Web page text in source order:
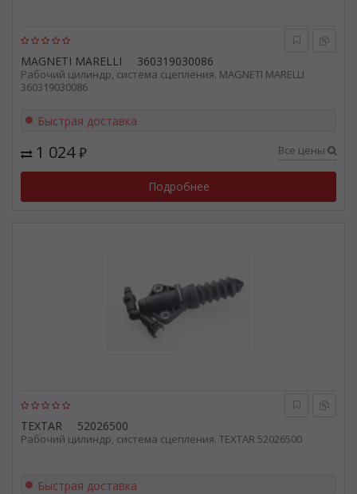
MAGNETI MARELLI 360319030086
Рабочий цилиндр, система сцепления. MAGNETI MARELLI
360319030086
Быстрая доставка
1 024₽ Все цены
Подробнее
TEXTAR 52026500
Рабочий цилиндр, система сцепления. TEXTAR 52026500
Быстрая доставка